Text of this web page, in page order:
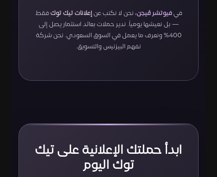
فيفيوتشر ڤيجن، نحن لا نكتب عن إعلانات تيك توك فقط
— بل نعيشها يومياً. ندير حملات بعائد استثمار يصل إلى
400% ونعرف ما يعمل في السوق السعودي. نحن شركة
نفهم البيزنيس والتسويق.
ابدأ حملتك الإعلانية على تيك
توك اليوم